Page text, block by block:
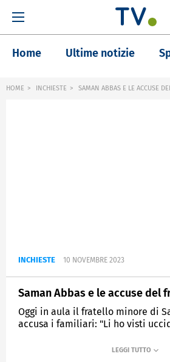
Home Ultime notizie
HOME INCHIESTE SAMAN ABBAS E LE ACCUSE
INCHIESTE 10 NOVEMBRE 2023
Saman Abbas e le accuse del
Oggi in aula il fratello minore di
accusa i familiari: "Li ho visti
QUARTO GRADO